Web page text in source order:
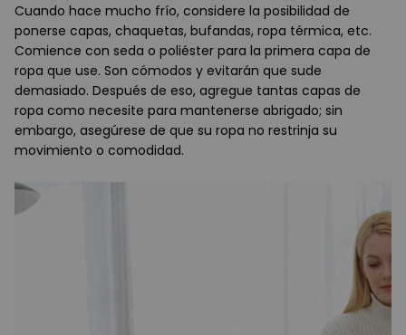
Cuando hace mucho frío, considere la posibilidad de
ponerse capas, chaquetas, bufandas, ropa térmica, etc.
Comience con seda o poliéster para la primera capa de
ropa que use. Son cómodos y evitarán que sude
demasiado. Después de eso, agregue tantas capas de
ropa como necesite para mantenerse abrigado; sin
embargo, asegúrese de que su ropa no restrinja su
movimiento o comodidad.